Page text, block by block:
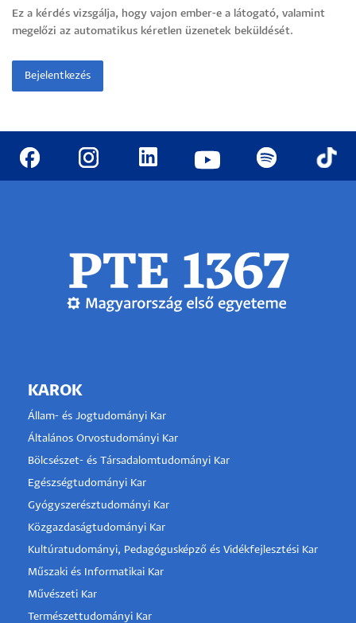
Ez a kérdés vizsgálja, hogy vajon ember-e a látogató, valamint
megelőzi az automatikus kéretlen üzenetek beküldését.
KAROK
Állam- és Jogtudományi Kar
Általános Orvostudományi Kar
Bölcsészet- és Társadalomtudományi Kar
Egészségtudományi Kar
Gyógyszerésztudományi Kar
Közgazdaságtudományi Kar
Kultúratudományi, Pedagógusképző és Vidékfejlesztési Kar
Műszaki és Informatikai Kar
Művészeti Kar
Természettudományi Kar